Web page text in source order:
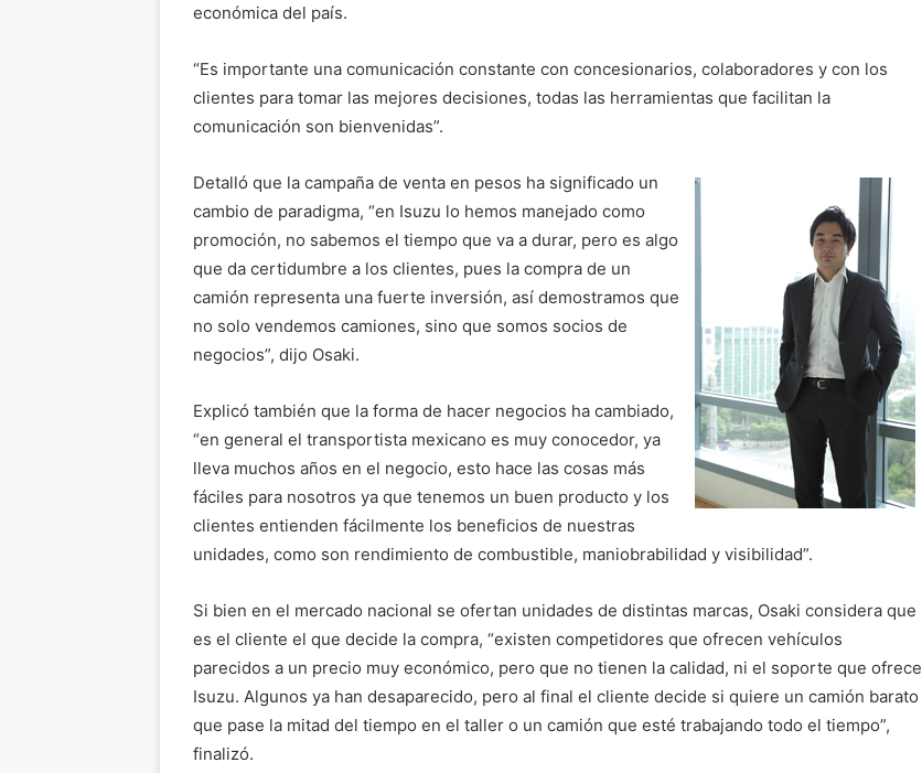
económica del país.
“Es importante una comunicación constante con concesionarios, colaboradores y con los
clientes para tomar las mejores decisiones, todas las herramientas que facilitan la
comunicación son bienvenidas”.
Detalló que la campaña de venta en pesos ha significado un
cambio de paradigma, “en Isuzu lo hemos manejado como
promoción, no sabemos el tiempo que va a durar, pero es algo
que da certidumbre a los clientes, pues la compra de un
camión representa una fuerte inversión, así demostramos que
no solo vendemos camiones, sino que somos socios de
negocios”, dijo Osaki.
Explicó también que la forma de hacer negocios ha cambiado,
“en general el transportista mexicano es muy conocedor, ya
lleva muchos años en el negocio, esto hace las cosas más
fáciles para nosotros ya que tenemos un buen producto y los
clientes entienden fácilmente los beneficios de nuestras
unidades, como son rendimiento de combustible, maniobrabilidad y visibilidad”.
Si bien en el mercado nacional se ofertan unidades de distintas marcas, Osaki considera que
es el cliente el que decide la compra, “existen competidores que ofrecen vehículos
parecidos a un precio muy económico, pero que no tienen la calidad, ni el soporte que ofrece
Isuzu. Algunos ya han desaparecido, pero al final el cliente decide si quiere un camión barato
que pase la mitad del tiempo en el taller o un camión que esté trabajando todo el tiempo”,
finalizó.